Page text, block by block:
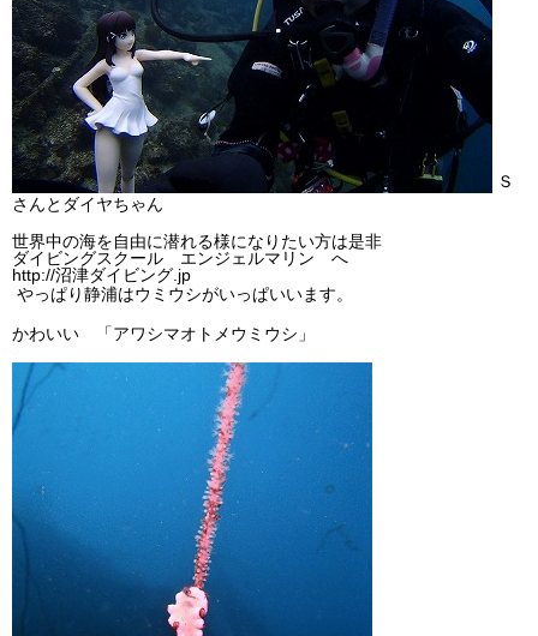
Ｓ
さんとダイヤちゃん
世界中の海を自由に潜れる様になりたい方は是非
ダイビングスクール エンジェルマリン へ
http://沼津ダイビング.jp
やっぱり静浦はウミウシがいっぱいいます。
かわいい 「アワシマオトメウミウシ」